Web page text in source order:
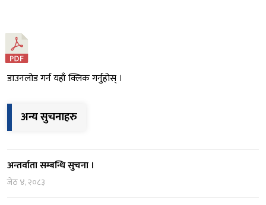
डाउनलोड गर्न यहाँ क्लिक गर्नुहोस् ।
अन्य सुचनाहरु
अन्तर्वाता सम्बन्धि सुचना ।
जेठ ४, २०८३